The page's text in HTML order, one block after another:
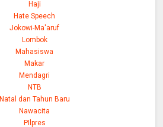
Haji
Hate Speech
Jokowi-Ma'aruf
Lombok
Mahasiswa
Makar
Mendagri
NTB
Natal dan Tahun Baru
Nawacita
PIlpres